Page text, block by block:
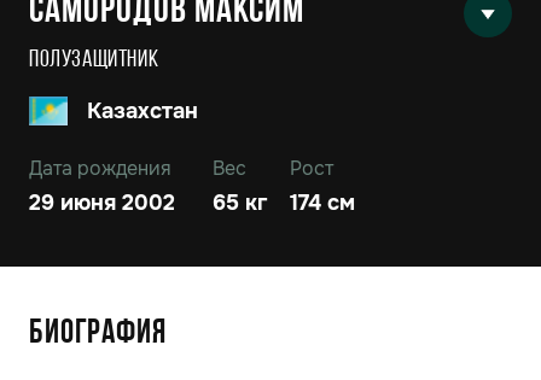
Самородов Максим
Полузащитник
Казахстан
Дата рождения
29 июня 2002
Вес
65 кг
Рост
174 см
Биография